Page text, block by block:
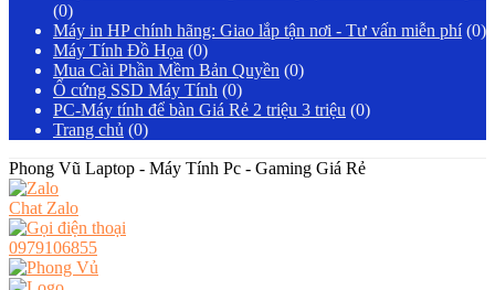
(0)
Máy in HP chính hãng: Giao lắp tận nơi - Tư vấn miễn phí (0)
Máy Tính Đồ Họa (0)
Mua Cài Phần Mềm Bản Quyền (0)
Ổ cứng SSD Máy Tính (0)
PC-Máy tính để bàn Giá Rẻ 2 triệu 3 triệu (0)
Trang chủ (0)
Phong Vũ Laptop - Máy Tính Pc - Gaming Giá Rẻ
Chat Zalo
0979106855